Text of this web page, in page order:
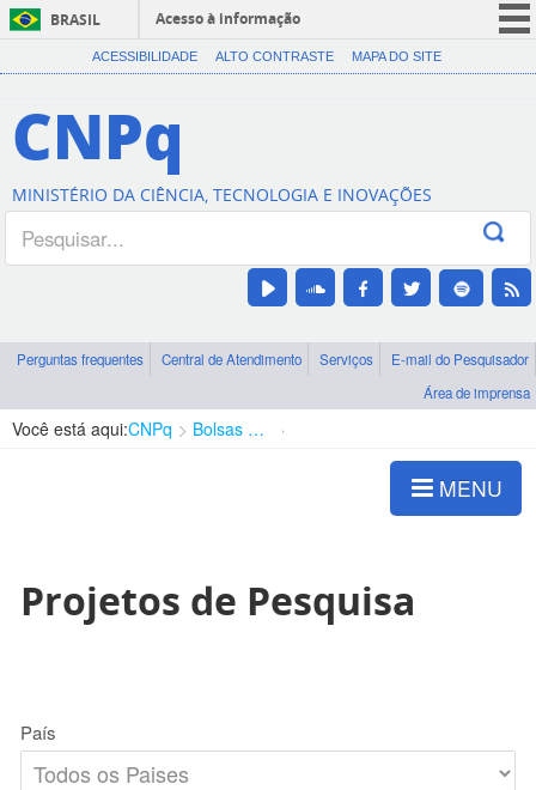
BRASIL
Acesso à informação
CORONAVÍRUS (COVID-19)
Canais
ACESSIBILIDADE ALTO CONTRASTE MAPA DO SITE
CNPq
MINISTÉRIO DA CIÊNCIA, TECNOLOGIA E INOVAÇÕES
Perguntas frequentes Central de Atendimento Serviços
E-mail do Pesquisador
Área de imprensa
Você está aqui:CNPq Bolsas e Auxílios Vigentes
MENU
Projetos de Pesquisa
País